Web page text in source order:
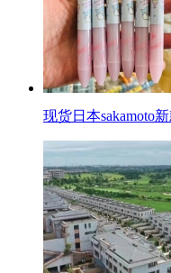
现货日本sakamoto